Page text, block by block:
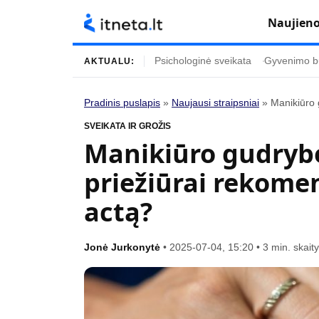
Turinys
Naujausi straipsniai
Gyvenimas
Įdomybės
Mada
Mokslas
Namai ir interjeras
Horoskopai
Vasaros mada
Tėvai ir vaikai
AKTUALU: Psichologinė sveikata Gyvenimo
Pradinis puslapis » Naujausi straipsniai » Manikiūro
SVEIKATA IR GROŽIS
Manikiūro
priežiūrai
actą?
Jonė Jurkonytė • 2025-07-04, 15:20 • 3 min.